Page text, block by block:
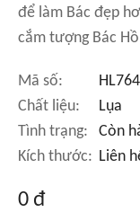
để làm Bác đẹp
cắm tượng Bác
Mã số:
Chất liệu:
Lụa
Tình trạng:
Còn
Kích thước: Liên
0 đ